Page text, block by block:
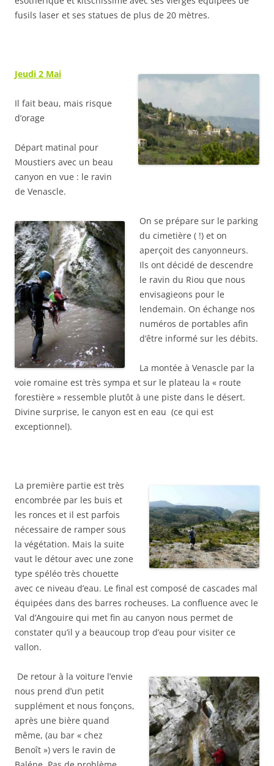
fusils laser et ses statues de plus de 20 mètres.
Jeudi 2 Mai
Il fait beau, mais risque
d’orage
Départ matinal pour
Moustiers avec un beau
canyon en vue : le ravin
de Venascle.
On se prépare sur le parking
du cimetière ( !) et on
aperçoit des canyonneurs.
Ils ont décidé de descendre
le ravin du Riou que nous
envisagieons pour le
lendemain. On échange nos
numéros de portables afin
d’être informé sur les débits.
La montée à Venascle par la
voie romaine est très sympa et sur le plateau la « route
forestière » ressemble plutôt à une piste dans le désert.
Divine surprise, le canyon est en eau (ce qui est
exceptionnel).
La première partie est très
encombrée par les buis et
les ronces et il est parfois
nécessaire de ramper sous
la végétation. Mais la suite
vaut le détour avec une zone
type spéléo très chouette
avec ce niveau d’eau. Le final est composé de cascades mal
équipées dans des barres rocheuses. La confluence avec le
Val d’Angouire qui met fin au canyon nous permet de
constater qu’il y a beaucoup trop d’eau pour visiter ce
vallon.
De retour à la voiture l’envie
nous prend d’un petit
supplément et nous fonçons,
après une bière quand
même, (au bar « chez
Benoît ») vers le ravin de